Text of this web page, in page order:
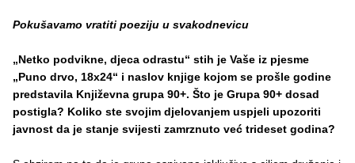
Pokušavamo vratiti poeziju u svakodnevicu
„Netko podvikne, djeca odrastu“ stih je Vaše iz pjesme
„Puno drvo, 18x24“ i naslov knjige kojom se prošle godine
predstavila Književna grupa 90+. Što je Grupa 90+ dosad
postigla? Koliko ste svojim djelovanjem uspjeli upozoriti
javnost da je stanje svijesti zamrznuto već trideset godina?